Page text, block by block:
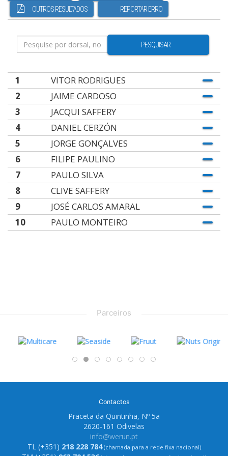
OUTROS RESULTADOS
REPORTAR ERRO
PESQUISAR
1
VITOR RODRIGUES
2
JAIME CARDOSO
3
JACQUI SAFFERY
4
DANIEL CERZÓN
5
JORGE GONÇALVES
6
FILIPE PAULINO
7
PAULO SILVA
8
CLIVE SAFFERY
9
JOSÉ CARLOS AMARAL
10
PAULO MONTEIRO
Parceiros
Contactos
Praceta da Quintinha, Nº 5a
2620-161 Odivelas
info@werun.pt
TL (+351) 218 228 784(chamada para a rede fixa nacional)